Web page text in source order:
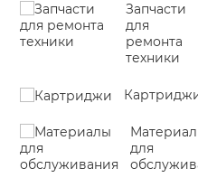
Запчасти
для
ремонта
техники
для